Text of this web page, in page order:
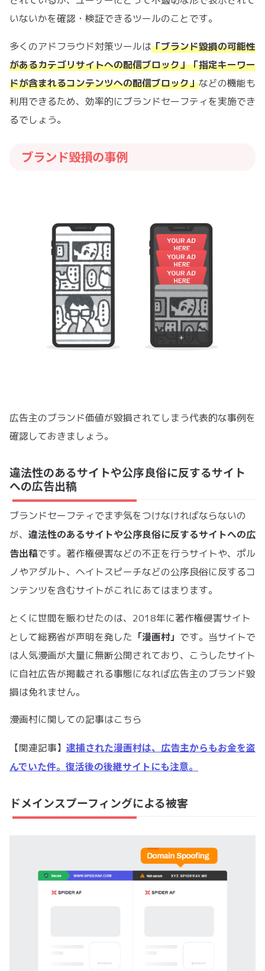
いないかを確認・検証できるツールのことです。
多くのアドフラウド対策ツールは「ブランド毀損の可能性
があるカテゴリサイトへの配信ブロック」「指定キーワー
ドが含まれるコンテンツへの配信ブロック」などの機能も
利用できるため、効率的にブランドセーフティを実施でき
るでしょう。
ブランド毀損の事例
広告主のブランド価値が毀損されてしまう代表的な事例を
確認しておきましょう。
違法性のあるサイトや公序良俗に反するサイト
への広告出稿
ブランドセーフティでまず気をつけなければならないの
が、 違法性のあるサイトや公序良俗に反するサイトへの広
告出稿です。著作権侵害などの不正を行うサイトや、ポル
ノやアダルト、ヘイトスピーチなどの公序良俗に反するコ
ンテンツを含むサイトがこれにあてはまります。
とくに世間を賑わせたのは、2018年に著作権侵害サイト
として総務省が声明を発した 「漫画村」 です。当サイトで
は人気漫画が大量に無断公開されており、こうしたサイト
に自社広告が掲載される事態になれば広告主のブランド毀
損は免れません。
漫画村に関しての記事はこちら
【関連記事】 逮捕された漫画村は、広告主からもお金を盗
んでいた件。復活後の後継サイトにも注意。
ドメインスプーフィングによる被害